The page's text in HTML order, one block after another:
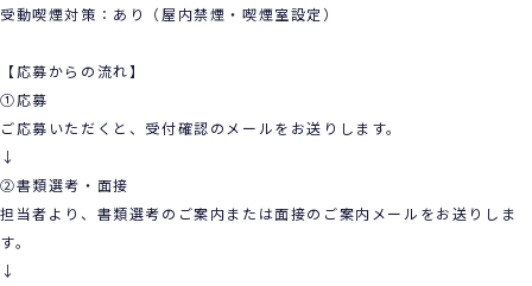
受動喫煙対策：あり（屋内禁煙・喫煙室設定）
【応募からの流れ】
①応募
ご応募いただくと、受付確認のメールをお送りします。
↓
②書類選考・面接
担当者より、書類選考のご案内または面接のご案内メールをお送りしま
す。
↓